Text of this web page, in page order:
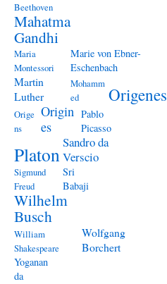
Beethoven
Mahatma
Gandhi
Maria
Montessori
Marie von Ebner-
Eschenbach
Martin
Luther
Mohamm
ed
Origenes
Orige
ns
Origin
es
Pablo
Picasso
Platon
Sandro da
Verscio
Sigmund
Freud
Sri
Babaji
Wilhelm
Busch
William
Shakespeare
Wolfgang
Borchert
Yoganan
da